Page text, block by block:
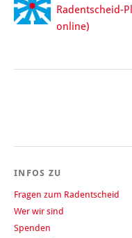
Radentscheid-
online)
INFOS ZU
Fragen zum Radentscheid
Wer wir sind
Spenden